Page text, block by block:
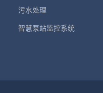
污水处理
智慧泵站监控系统